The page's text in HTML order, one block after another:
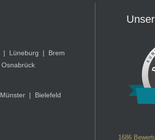
| Lüneburg |
Brem
Osnabrück
Münster |
Bielefeld
1686